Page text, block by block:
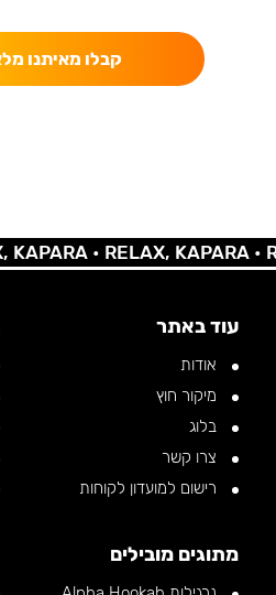
קבלו מאיתנו
•RELAX, KAPARA •
עוד באתר
אודות
מיקור חוץ
בלוג
צרו קשר
רישום למועדון לקוחות
מתוגים מובילים